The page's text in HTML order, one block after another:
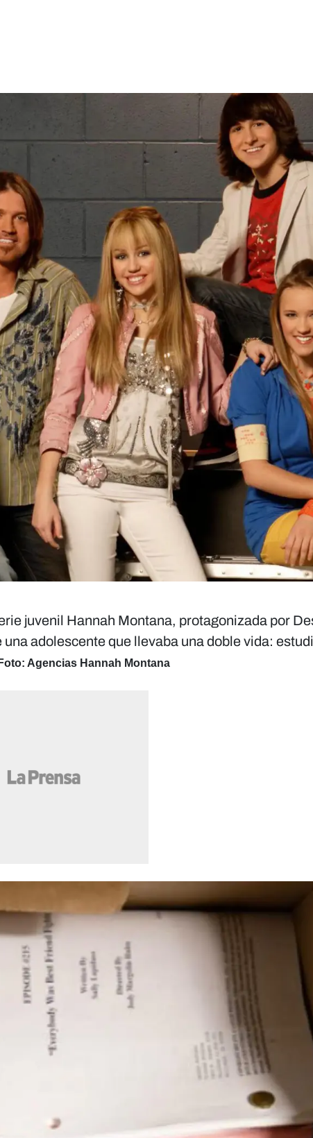
juvenil Hannah Montana, protagonizada por
adolescente que llevaba una doble vida:
Agencias Hannah Montana